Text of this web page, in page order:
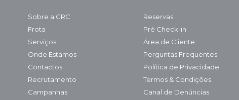
Sobre a CRC
Frota
Serviços
Onde Estamos
Contactos
Recrutamento
Campanhas
Reservas
Pré Check-in
Área de Cliente
Perguntas Frequentes
Política de Privacidade
Termos & Condições
Canal de Denúncias